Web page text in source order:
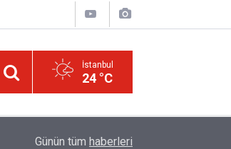
İstanbul
24 °C
Lût kavmine âid o alt-üst olan şehirleri de
Günün tüm haberleri